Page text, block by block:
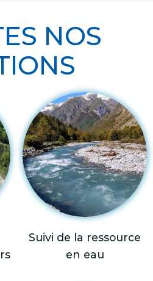
NOS
Suivi de la ressource
en eau